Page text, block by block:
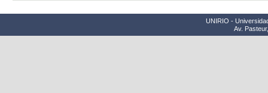
UNIRIO -
Av.